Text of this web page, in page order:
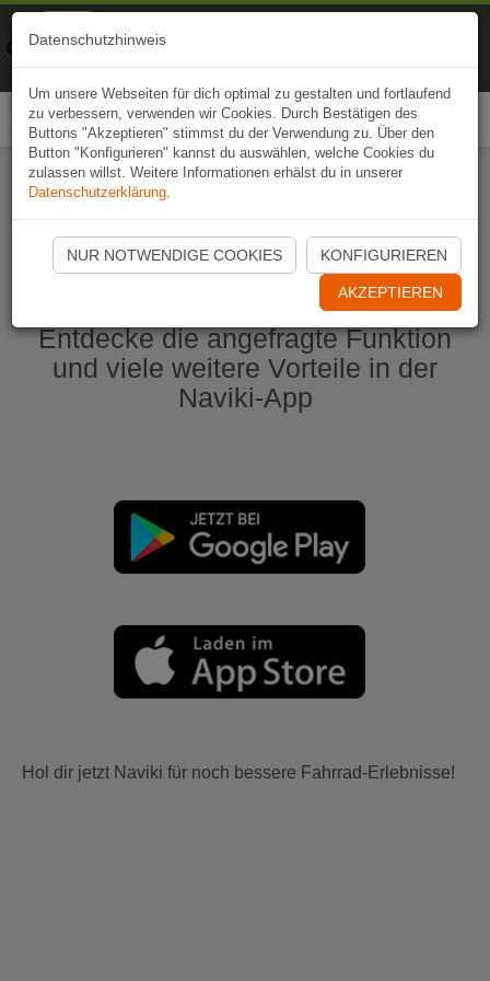
Naviki App jetzt öffnen
Entdecke die angefragte Funktion
und viele weitere Vorteile in der
Naviki-App
Hol dir jetzt Naviki für noch bessere Fahrrad-Erlebnisse!
Datenschutzhinweis
Um unsere Webseiten für dich optimal zu gestalten und fortlaufend
zu verbessern, verwenden wir Cookies. Durch Bestätigen des
Buttons "Akzeptieren" stimmst du der Verwendung zu. Über den
Button "Konfigurieren" kannst du auswählen, welche Cookies du
zulassen willst. Weitere Informationen erhälst du in unserer
Datenschutzerklärung.
NUR NOTWENDIGE COOKIES KONFIGURIEREN
AKZEPTIEREN
Naviki